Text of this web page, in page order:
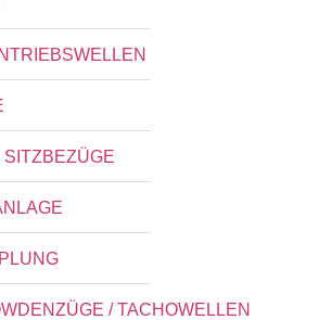
SITZBEZÜGE
/ TACHOWELLEN